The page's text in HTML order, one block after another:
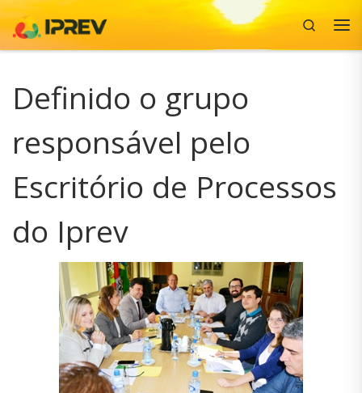
Skip to content
Search
Definido o grupo
responsável pelo
Escritório de Processos
do Iprev